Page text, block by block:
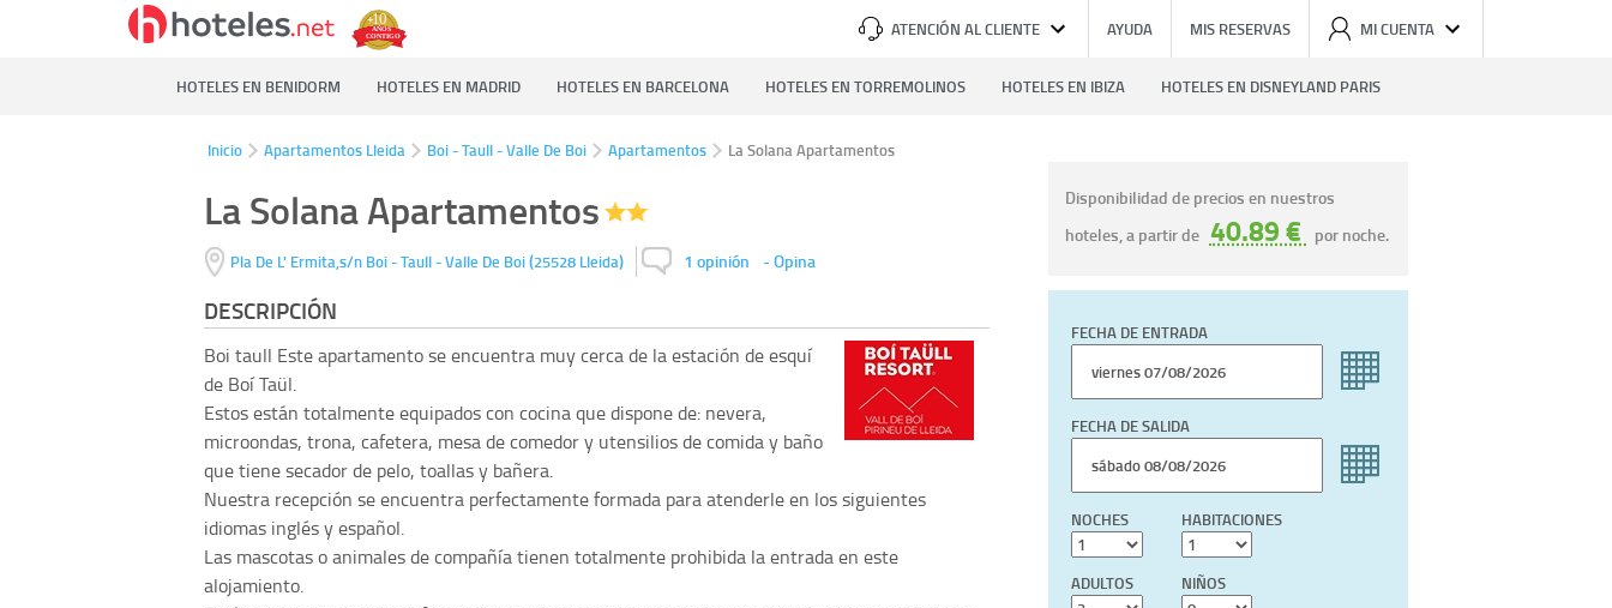
ATENCIÓN AL CLIENTE AYUDA MIS RESERVAS MI CUENTA
HOTELES EN BENIDORM HOTELES EN MADRID HOTELES EN BARCELONA HOTELES EN TORREMOLINOS HOTELES EN IBIZA HOTELES EN DISNEYLAND PARIS
Inicio Apartamentos Lleida Boi - Taull - Valle De Boi Apartamentos La Solana Apartamentos
La Solana Apartamentos
Pla De L' Ermita,s/n Boi - Taull - Valle De Boi(25528 Lleida) 1 opinión -Opina
DESCRIPCIÓN
Boi taull Este apartamento se encuentra muy cerca de la estación de esquí
de Boí Taül.
Estos están totalmente equipados con cocina que dispone de: nevera,
microondas, trona, cafetera, mesa de comedor y utensilios de comida y baño
que tiene secador de pelo, toallas y bañera.
Nuestra recepción se encuentra perfectamente formada para atenderle en los siguientes
idiomas inglés y español.
Las mascotas o animales de compañía tienen totalmente prohibida la entrada en este
alojamiento.
Disponibilidad de precios en nuestros
hoteles, a partir de 40.89 € por noche.
FECHA DE ENTRADA
FECHA DE SALIDA
NOCHES HABITACIONES
ADULTOS NIÑOS